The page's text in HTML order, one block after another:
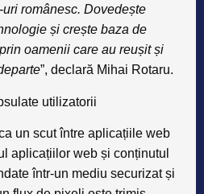
românesc. Dovedește
și crește baza de
oamenii care au reușit și
”, declară Mihai Rotaru.
utilizatorii
un scut între aplicațiile web
aplicațiilor web și conținutul
într-un mediu securizat și